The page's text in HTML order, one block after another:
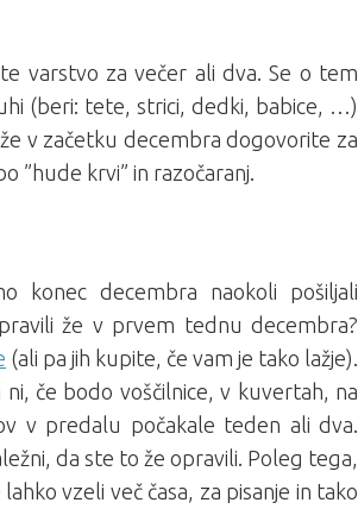
varstvo za večer ali dva. Se o tem
(beri: tete, strici, dedki, babice, …)
v začetku decembra dogovorite za
”hude krvi” in razočaranj.
konec decembra naokoli pošiljali
že v prvem tednu decembra?
(ali pa jih kupite, če vam je tako lažje).
ni, če bodo voščilnice, v kuvertah, na
v predalu počakale teden ali dva.
da ste to že opravili. Poleg tega,
vzeli več časa, za pisanje in tako